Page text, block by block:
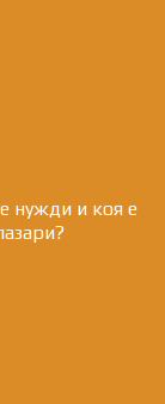
нужди и коя е